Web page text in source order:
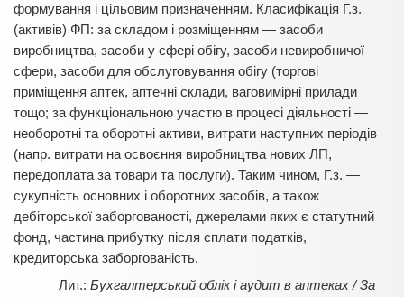
формування і цільовим призначенням. Класифікація Г.з.
(активів) ФП: за складом і розміщенням — засоби
виробництва, засоби у сфері обігу, засоби невиробничої
сфери, засоби для обслуговування обігу (торгові
приміщення аптек, аптечні склади, ваговимірні прилади
тощо; за функціональною участю в процесі діяльності —
необоротні та оборотні активи, витрати наступних періодів
(напр. витрати на освоєння виробництва нових ЛП,
передоплата за товари та послуги). Таким чином, Г.з. —
сукупність основних і оборотних засобів, а також
дебіторської заборгованості, джерелами яких є статутний
фонд, частина прибутку після сплати податків,
кредиторська заборгованість.
Бухгалтерський облік і аудит в аптеках / За